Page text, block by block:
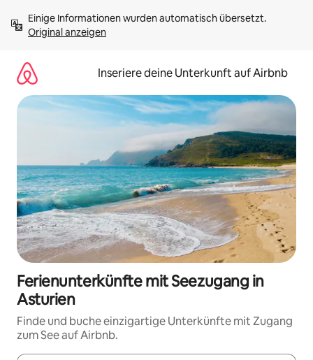
Inhalten
springenOriginal anzeigen
Inseriere deine Unterkunft auf Airbnb
Ferienunterkünfte mit Seezugang in
Asturien
Finde und buche einzigartige Unterkünfte mit Zugang
zum See auf Airbnb.